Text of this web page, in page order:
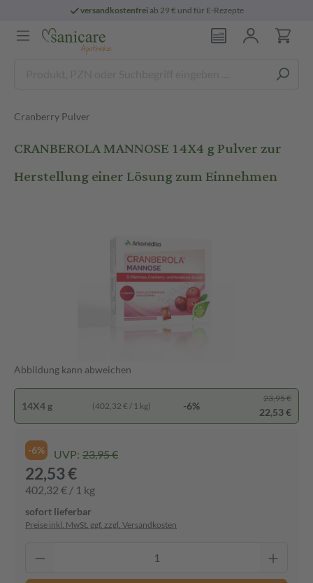
versandkostenfreiab 29 € und für E-Rezepte
Cranberry Pulver
CRANBEROLA MANNOSE 14X4 g Pulver zur
Herstellung einer Lösung zum Einnehmen
Abbildung kann abweichen
14X4 g (402,32 € / 1 kg) -6%
23,95 €
22,53 €
-6% UVP: 23,95 €
22,53 €
402,32 € / 1 kg
sofort lieferbar
Preise inkl. MwSt. ggf. zzgl. Versandkosten